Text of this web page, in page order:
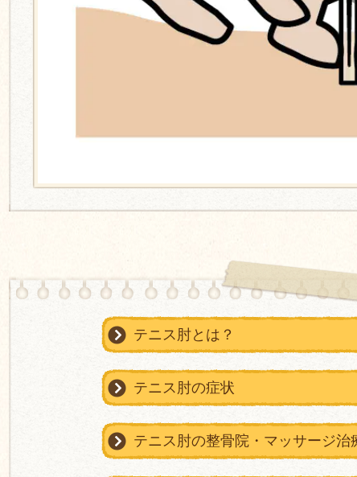
テニス肘とは？
テニス肘の症状
テニス肘の整骨院・マッサージ治